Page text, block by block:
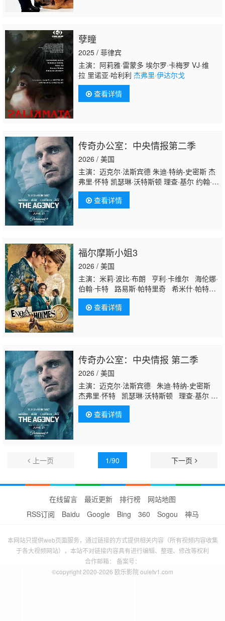
尼 约翰·雷吉扎莫 朱莉·卡夫娜 盖瑞·山德林 艾
伦·德杰尼勒斯 布赖恩·道尔 菲尔·普
孽瞳
2025 / 菲律宾
主演：阿莉雅·雷蒙多 埃尔罗·卡梅罗 VJ·维
拉 里诺亚·哈利利 杰弗里·伊达尔戈
查看详情
传奇办公室：中央情报第二季
2026 / 美国
主演：迈克尔·法斯宾德 朱迪·特纳-史密斯 杰
弗里·怀特 凯瑟琳·沃特斯顿 理查·基尔 约翰·马
加罗 瑟吉·诺普科 库尔特·埃贾万 朱莉娅·威斯
科特-哈顿 叶夫根尼奥斯·卡科利里斯 理查德·
埃弗雷特 迈克尔·布莱特 奥列克桑德·鲁登斯基
查看详情
福尔摩斯小姐3
2026 / 美国
主演：米莉·波比·布朗 亨利·卡维尔 海伦娜·
伯翰·卡特 路易斯·帕特里奇 希米什·帕特尔
莎伦·邓肯-布鲁斯特 贝恩·科拉科 乔·阿佐帕
迪 彼得·温菲尔德 迈克·帕里什 泰勒·瓦莱
丽 罗德里格·安德里桑 库尔特·拉费尔拉 利
查看详情
传奇办公室：中央情报 第二季
2026 / 美国
主演：迈克尔·法斯宾德 朱迪·特纳-史密斯
杰弗里·怀特 凯瑟琳·沃特斯顿 理查·基尔
约翰·马加罗 瑟吉·诺普科 库尔特·埃贾万
朱莉娅·威斯科特-哈顿 叶夫根尼奥斯·卡科利
里斯 理查德·埃弗雷特 迈克尔·布莱特 奥列
查看详情
上一页 1/90 下一页
在线留言 最近更新 排行榜
网站地图
RSS订阅
Baidu Google Bing 360 Sogou 神马
本网站只提供web页面服务，通过链接的方式提供相关内容（所有视频内容收集
于各大视频网站），本站不对链接内容具有进行编辑、整理、修改等权利
合作邮箱： 备案号：
©copyright 2020-2026 欧乐影院 ouletv1.com